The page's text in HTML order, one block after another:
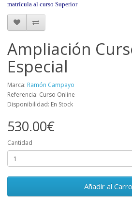
matrícula al curso Superior
Ampliación
Especial
Marca: Ramón Campayo
Referencia: Curso Online
Disponibilidad: En Stock
530.00€
Cantidad
Añadir al Carro